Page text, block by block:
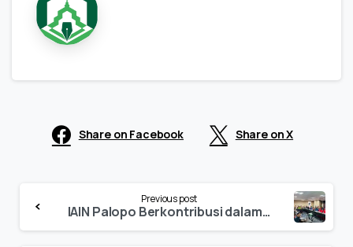
Share on Facebook Share on X
Reading
Previous post
IAIN Palopo Berkontribusi dalam Rakornas Pengabdian Masyarakat PTKIN